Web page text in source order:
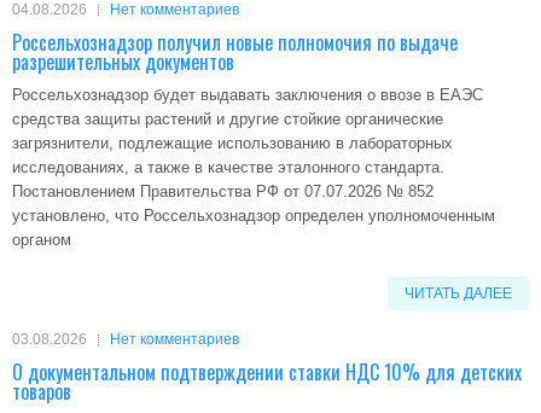
04.08.2026 Нет комментариев
Россельхознадзор получил новые полномочия по выдаче
разрешительных документов
Россельхознадзор будет выдавать заключения о ввозе в ЕАЭС
средства защиты растений и другие стойкие органические
загрязнители, подлежащие использованию в лабораторных
исследованиях, а также в качестве эталонного стандарта.
Постановлением Правительства РФ от 07.07.2026 № 852
установлено, что Россельхознадзор определен уполномоченным
органом
ЧИТАТЬ ДАЛЕЕ
03.08.2026 Нет комментариев
О документальном подтверждении ставки НДС 10% для детских
товаров